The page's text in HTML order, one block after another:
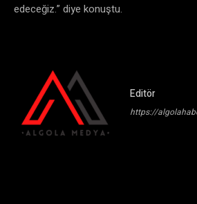
edeceğiz.” diye konuştu.
Editör
https://